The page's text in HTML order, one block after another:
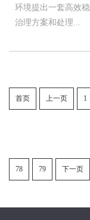
环境提出一套高效
治理方案和处理...
首页 上一页 1
78 79 下一页